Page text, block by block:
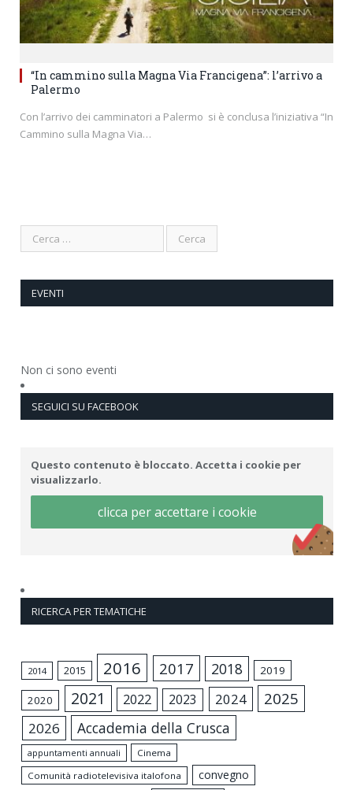
“In cammino sulla Magna Via Francigena”: l’arrivo a
Palermo
Con l’arrivo dei camminatori a Palermo si è conclusa l’iniziativa “In
Cammino sulla Magna Via…
EVENTI
Non ci sono eventi
SEGUICI SU FACEBOOK
Questo contenuto è bloccato. Accetta i cookie per
visualizzarlo.
clicca per accettare i cookie
RICERCA PER TEMATICHE
2014 2015 2016 2017 2018 2019
2020 2021 2022 2023 2024 2025
2026 Accademia della Crusca
appuntamenti annuali
Cinema
Comunità radiotelevisiva italofona
convegno